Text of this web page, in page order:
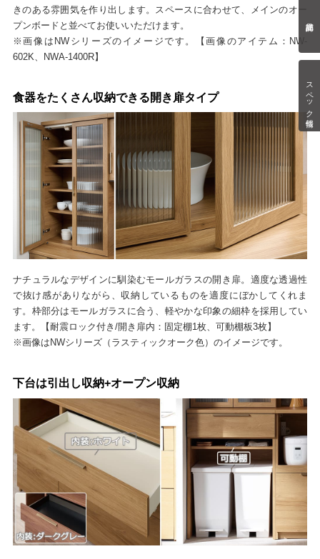
スペック情報
きのある雰囲気を作り出します。スペースに合わせて、メインのオー
プンボードと並べてお使いいただけます。
※画像はNWシリーズのイメージです。【画像のアイテム：NW-
602K、NWA-1400R】
食器をたくさん収納できる開き扉タイプ
ナチュラルなデザインに馴染むモールガラスの開き扉。適度な透過性
で抜け感がありながら、収納しているものを適度にぼかしてくれま
す。枠部分はモールガラスに合う、軽やかな印象の細枠を採用してい
ます。【耐震ロック付き/開き扉内：固定棚1枚、可動棚板3枚】
※画像はNWシリーズ（ラスティックオーク色）のイメージです。
下台は引出し収納+オープン収納